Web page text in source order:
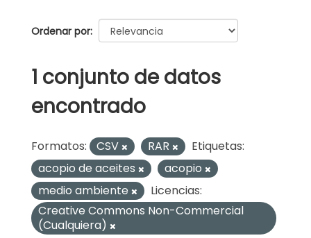
Ordenar por
1 conjunto de datos
encontrado
Formatos: CSV RAR
Etiquetas:
acopio de aceites
acopio
medio ambiente
Licencias:
Creative Commons Non-Commercial
(Cualquiera)